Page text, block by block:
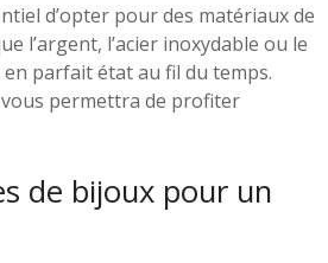
d’opter pour des matériaux de
l’argent, l’acier inoxydable ou le
parfait état au fil du temps.
permettra de profiter
de bijoux pour un